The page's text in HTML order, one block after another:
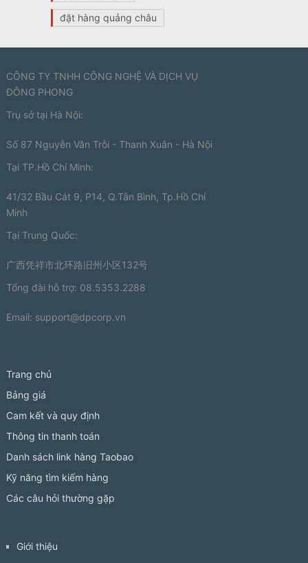
đặt hàng quảng châu
CÔNG TY TNHH CÔNG NGHỆ VÀ DỊCH VỤ
ĐÔNG PHONG
Trụ sở tại Hà Nội:
Số 87 Nguyễn Văn Trỗi - Thanh Xuân - Hà Nội
Tại TP.Hồ Chí Minh:
41/32 Bầu Cát 9, P14, Q.Tân Bình, Tp.Hồ Chí
Minh
Tại Trung Quốc:
广西凭祥市北环路旧州小区132号
Tổng đài hỗ trợ: 08.5353.2288
Email: support@dpcorp.vn
Trang chủ
Bảng giá
Cam kết và quy định
Thông tin thanh toán
Danh sách link hàng Taobao
Kỹ năng tìm kiếm hàng
Các câu hỏi thường gặp
Giới thiệu